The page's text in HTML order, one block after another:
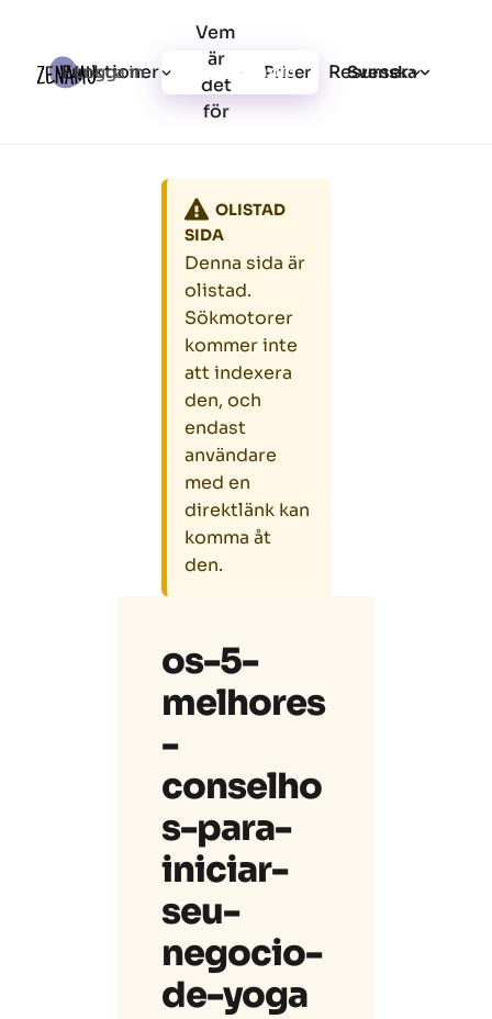
Funktioner
Vem
är
det
för
Priser Resurser
Logga in Registrera dig Svenska
OLISTAD
SIDA
Denna sida är
olistad.
Sökmotorer
kommer inte
att indexera
den, och
endast
användare
med en
direktlänk kan
komma åt
den.
os-5-
melhores
-
conselho
s-para-
iniciar-
seu-
negocio-
de-yoga